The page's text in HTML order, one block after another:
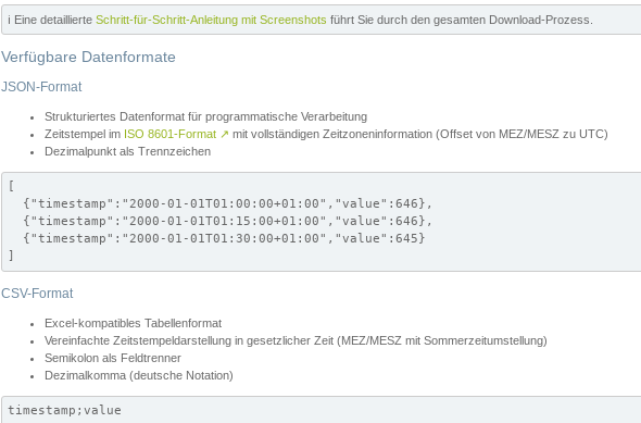
ℹ️ Eine detaillierte Schritt-für-Schritt-Anleitung mit Screenshots führt Sie durch den gesamten Download-Prozess.
Verfügbare Datenformate
JSON-Format
Strukturiertes Datenformat für programmatische Verarbeitung
Zeitstempel im ISO 8601-Format ↗ mit vollständigen Zeitzoneninformation (Offset von MEZ/MESZ zu UTC)
Dezimalpunkt als Trennzeichen
[
  {"timestamp":"2000-01-01T01:00:00+01:00","value":646},
  {"timestamp":"2000-01-01T01:15:00+01:00","value":646},
  {"timestamp":"2000-01-01T01:30:00+01:00","value":645}
]
CSV-Format
Excel-kompatibles Tabellenformat
Vereinfachte Zeitstempeldarstellung in gesetzlicher Zeit (MEZ/MESZ mit Sommerzeitumstellung)
Semikolon als Feldtrenner
Dezimalkomma (deutsche Notation)
timestamp;value